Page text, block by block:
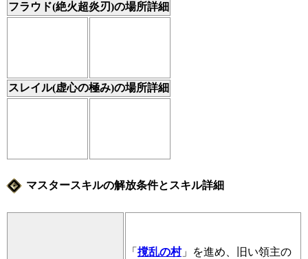
フラウド(絶火超炎刃)の場所詳細
スレイル(虚心の極み)の場所詳細
マスタースキルの解放条件とスキル詳細
「 撹乱の村」を進め、旧い領主の